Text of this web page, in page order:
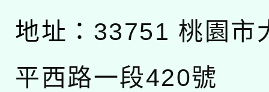
地址： 33751 桃園市
平西路一段420號